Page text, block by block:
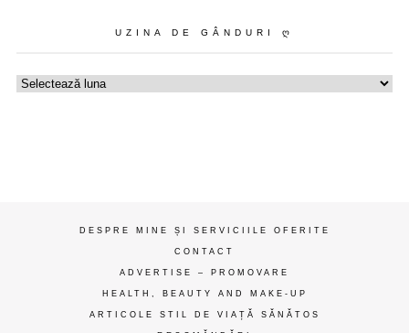
UZINA DE GÂNDURI Ღ
Uzina
DESPRE MINE ȘI SERVICIILE OFERITE
CONTACT
ADVERTISE – PROMOVARE
HEALTH, BEAUTY AND MAKE-UP
ARTICOLE STIL DE VIAȚĂ SĂNĂTOS